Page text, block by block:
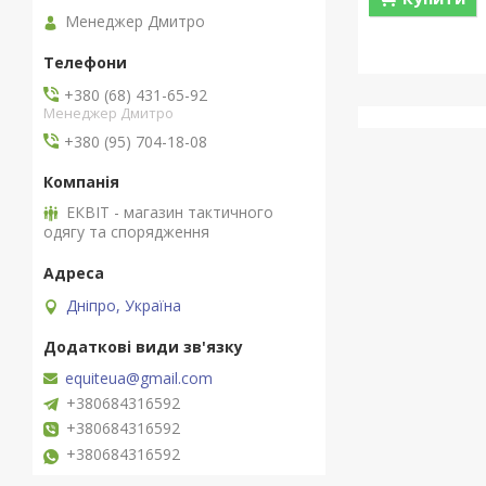
Менеджер Дмитро
+380 (68) 431-65-92
Менеджер Дмитро
+380 (95) 704-18-08
ЕКВІТ - магазин тактичного
одягу та спорядження
Дніпро, Україна
equiteua@gmail.com
+380684316592
+380684316592
+380684316592